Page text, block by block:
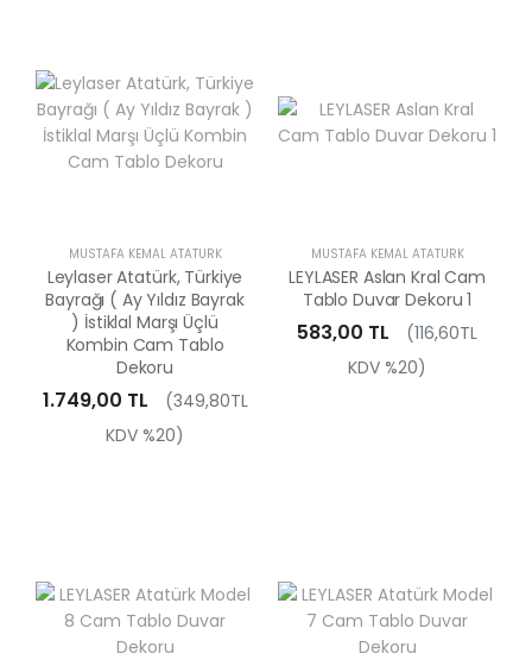
MUSTAFA KEMAL ATATÜRK
Leylaser Atatürk, Türkiye
Bayrağı ( Ay Yıldız Bayrak
) İstiklal Marşı Üçlü
Kombin Cam Tablo
Dekoru
1.749,00 TL
(349,80TL
KDV %20)
MUSTAFA KEMAL ATATÜRK
LEYLASER Aslan Kral Cam
Tablo Duvar Dekoru 1
583,00 TL
(116,60TL
KDV %20)